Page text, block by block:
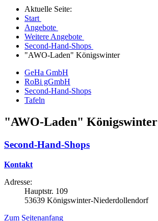
Aktuelle Seite:
Start
Angebote
Weitere Angebote
Second-Hand-Shops
"AWO-Laden" Königswinter
GeHa GmbH
RoBi gGmbH
Second-Hand-Shops
Tafeln
"AWO-Laden" Königswinter
Second-Hand-Shops
Kontakt
Adresse:
Hauptstr. 109
53639 Königswinter-Niederdollendorf
Zum Seitenanfang